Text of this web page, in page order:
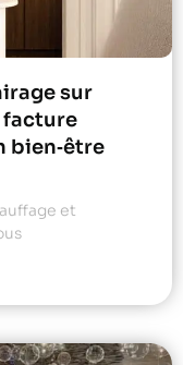
sur
facture
bien‑être
et